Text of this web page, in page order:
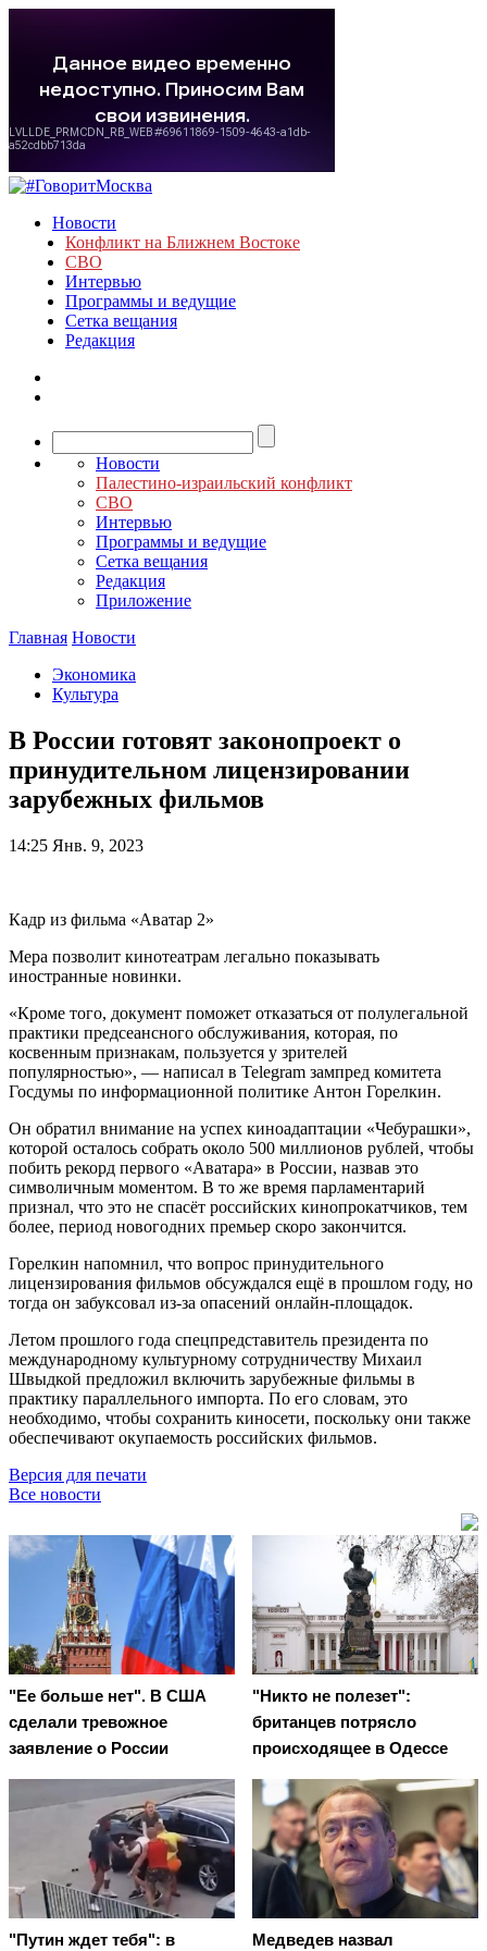
Новости
Конфликт на Ближнем Востоке
СВО
Интервью
Программы и ведущие
Сетка вещания
Редакция
Новости
Палестино-израильский конфликт
СВО
Интервью
Программы и ведущие
Сетка вещания
Редакция
Приложение
Главная Новости
Экономика
Культура
В России готовят законопроект о
принудительном лицензировании
зарубежных фильмов
14:25 Янв. 9, 2023
Кадр из фильма «Аватар 2»
Мера позволит кинотеатрам легально показывать
иностранные новинки.
«Кроме того, документ поможет отказаться от полулегальной
практики предсеансного обслуживания, которая, по
косвенным признакам, пользуется у зрителей
популярностью», — написал в Telegram зампред комитета
Госдумы по информационной политике Антон Горелкин.
Он обратил внимание на успех киноадаптации «Чебурашки»,
которой осталось собрать около 500 миллионов рублей, чтобы
побить рекорд первого «Аватара» в России, назвав это
символичным моментом. В то же время парламентарий
признал, что это не спасёт российских кинопрокатчиков, тем
более, период новогодних премьер скоро закончится.
Горелкин напомнил, что вопрос принудительного
лицензирования фильмов обсуждался ещё в прошлом году, но
тогда он забуксовал из-за опасений онлайн-площадок.
Летом прошлого года спецпредставитель президента по
международному культурному сотрудничеству Михаил
Швыдкой предложил включить зарубежные фильмы в
практику параллельного импорта. По его словам, это
необходимо, чтобы сохранить киносети, поскольку они также
обеспечивают окупаемость российских фильмов.
Версия для печати
Все новости
"Ее больше нет". В США
сделали тревожное
заявление о России
"Никто не полезет":
британцев потрясло
происходящее в Одессе
"Путин ждет тебя": в Медведев назвал